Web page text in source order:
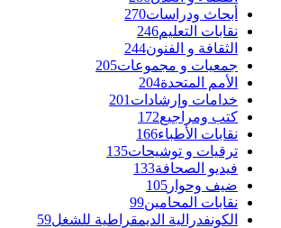
أبحاث ودراسات270
نقابات التعليم246
الثقافة و الفنون244
جمعيات و مجموعات205
الأمم المتحدة204
خدامات وإرشادات 201
كتب ومراجيع172
نقابات الأطباء166
ترقيات و توشيحات135
فيديو الصحافة133
ضيف وحوار 105
نقابات المحامين99
الكونفدرالية الديمقراطية للشغل59